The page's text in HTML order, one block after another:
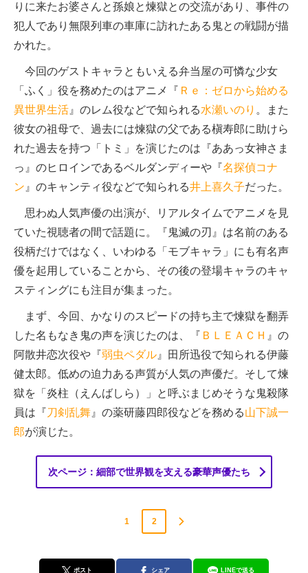
りに来たお婆さんと孫娘と煉獄との交流があり、事件の
犯人であり無限列車の車庫に訪れたある鬼との戦闘が描
かれた。
今回のゲストキャラともいえる弁当屋の可憐な少女
「ふく」役を務めたのはアニメ『 Ｒｅ：ゼロから始める
異世界生活 』のレム役などで知られる水瀬いのり 。また
彼女の祖母で、過去には煉獄の父である槇寿郎に助けら
れた過去を持つ「トミ」を演じたのは『ああっ女神さま
っ』のヒロインであるベルダンディーや『名探偵コナ
ン 』のキャンティ役などで知られる井上喜久子だった。
思わぬ人気声優の出演が、リアルタイムでアニメを見
ていた視聴者の間で話題に。『鬼滅の刃』は名前のある
役柄だけではなく、いわゆる「モブキャラ」にも有名声
優を起用していることから、その後の登場キャラのキャ
スティングにも注目が集まった。
まず、今回、かなりのスピードの持ち主で煉獄を翻弄
した名もなき鬼の声を演じたのは、『 ＢＬＥＡＣＨ 』の
阿散井恋次役や『弱虫ペダル 』田所迅役で知られる伊藤
健太郎。低めの迫力ある声質が人気の声優だ。そして煉
獄を「炎柱（えんばしら）」と呼ぶまじめそうな鬼殺隊
員は『刀剣乱舞 』の薬研藤四郎役などを務める山下誠一
郎が演じた。
次ページ：細部で世界観を支える豪華声優たち
1 2
ポスト シェア LINEで送る